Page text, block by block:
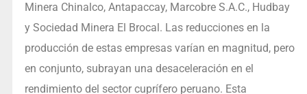
Minera Chinalco, Antapaccay, Marcobre S.A.C., Hudbay
y Sociedad Minera El Brocal. Las reducciones en la
producción de estas empresas varían en magnitud, pero
en conjunto, subrayan una desaceleración en el
rendimiento del sector cuprífero peruano. Esta